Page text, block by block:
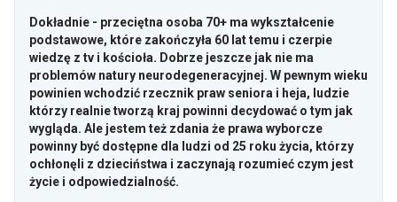
Dokładnie - przeciętna osoba 70+ ma wykształcenie
podstawowe, które zakończyła 60 lat temu i czerpie
wiedzę z tv i kościoła. Dobrze jeszcze jak nie ma
problemów natury neurodegeneracyjnej. W pewnym wieku
powinien wchodzić rzecznik praw seniora i heja, ludzie
którzy realnie tworzą kraj powinni decydować o tym jak
wygląda. Ale jestem też zdania że prawa wyborcze
powinny być dostępne dla ludzi od 25 roku życia, którzy
ochłonęli z dzieciństwa i zaczynają rozumieć czym jest
życie i odpowiedzialność.